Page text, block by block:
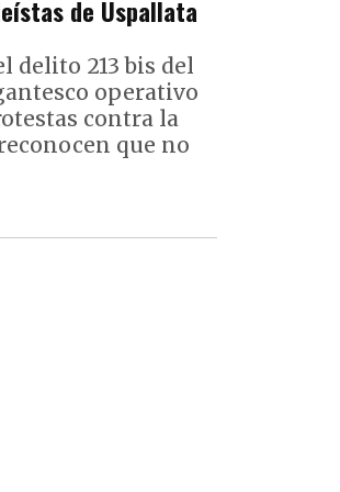
de Uspallata
delito 213 bis del
operativo
contra la
que no